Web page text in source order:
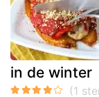
in de winter